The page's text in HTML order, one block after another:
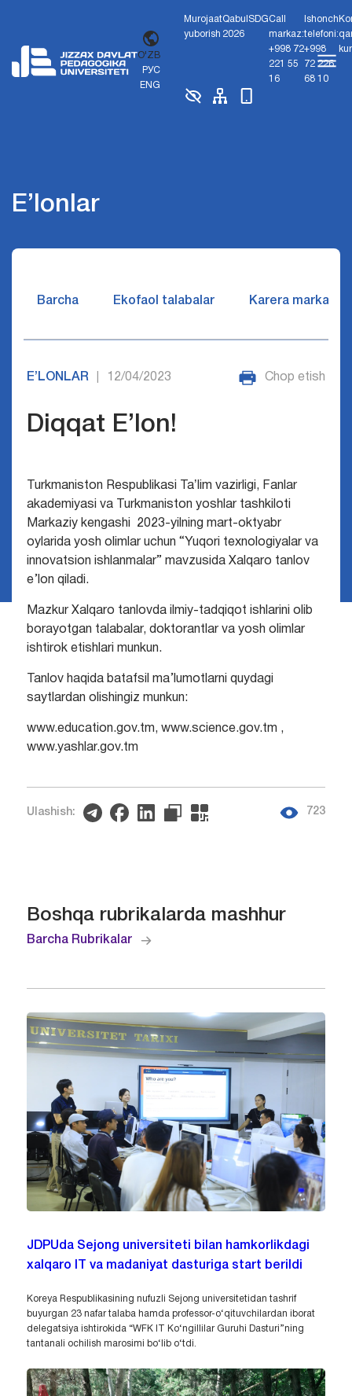
O'ZB
РУС
ENG
Murojaat
yuborish
Qabul
2026
SDGCall
markaz:
+998 72
221 55
16
Ishonch
telefoni:
+998
72 226
68 10
E’lonlar
Barcha Ekofaol talabalar Karera markazi
E’LONLAR 12/04/2023 Chop etish
Diqqat E’lon!
Turkmaniston Respublikasi Taʼlim vazirligi, Fanlar
akademiyasi va Turkmaniston yoshlar tashkiloti
Markaziy kengashi 2023-yilning mart-oktyabr
oylarida yosh olimlar uchun “Yuqori texnologiyalar va
innovatsion ishlanmalar” mavzusida Xalqaro tanlov
e’lon qiladi.
Mazkur Xalqaro tanlovda ilmiy-tadqiqot ishlarini olib
borayotgan talabalar, doktorantlar va yosh olimlar
ishtirok etishlari munkun.
Tanlov haqida batafsil ma’lumotlarni quydagi
saytlardan olishingiz munkun:
www.education.gov.tm, www.science.gov.tm ,
www.yashlar.gov.tm
Ulashish: 723
Boshqa rubrikalarda mashhur
Barcha Rubrikalar
JDPUda Sejong universiteti bilan hamkorlikdagi
xalqaro IT va madaniyat dasturiga start berildi
Koreya Respublikasining nufuzli Sejong universitetidan tashrif
buyurgan 23 nafar talaba hamda professor-o‘qituvchilardan iborat
delegatsiya ishtirokida “WFK IT Ko‘ngillilar Guruhi Dasturi”ning
tantanali ochilish marosimi bo‘lib o‘tdi.